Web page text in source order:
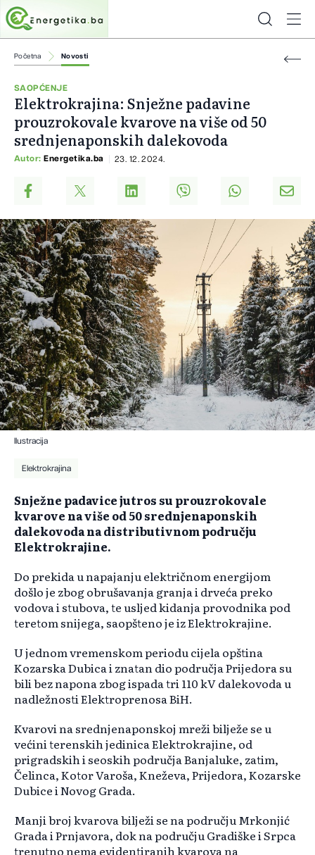
Početna Novosti
SAOPĆENJE
Elektrokrajina: Snježne padavine
prouzrokovale kvarove na više od 50
srednjenaponskih dalekovoda
Autor: Energetika.ba 23. 12. 2024.
Ilustracija
Elektrokrajina
Snježne padavice jutros su prouzrokovale
kvarove na više od 50 srednjenaponskih
dalekovoda na distributivnom području
Elektrokrajine.
Do prekida u napajanju električnom energijom
došlo je zbog obrušavanja granja i drveća preko
vodova i stubova, te usljed kidanja provodnika pod
teretom snijega, saopšteno je iz Elektrokrajine.
U jednom vremenskom periodu cijela opština
Kozarska Dubica i znatan dio područja Prijedora su
bili bez napona zbog ispada tri 110 kV dalekovoda u
nadležnosti Elektroprenosa BiH.
Kvarovi na srednjenaponskoj mreži bilježe se u
većini terenskih jedinica Elektrokrajine, od
prigradskih i seoskih područja Banjaluke, zatim,
Čelinca, Kotor Varoša, Kneževa, Prijedora, Kozarske
Dubice i Novog Grada.
Manji broj kvarova bilježi se na području Mrkonjić
Grada i Prnjavora, dok na području Gradiške i Srpca
trenutno nema evidentiranih kvarova na